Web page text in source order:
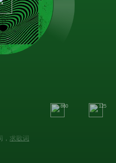
860 125
求歌词